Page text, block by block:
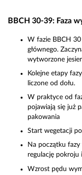
BBCH 30-39: Faza
W fazie BBCH 30
głównego.
wytworzone
Kolejne etapy
liczone od dołu.
W praktyce od
pojawiają się już
pakowania
Start wegetacji
Na początku fazy
regulację pokroju i
Wzrost pędu